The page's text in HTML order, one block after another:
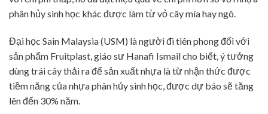
phân hủy sinh học khác được làm từ vỏ cây mía hay ngô.
Đại học Sain Malaysia (USM) là người đi tiên phong đối với
sản phẩm Fruitplast, giáo sư Hanafi Ismail cho biết, ý tưởng
dùng trái cây thải ra để sản xuất nhựa là từ nhận thức được
tiềm năng của nhựa phân hủy sinh học, được dự báo sẽ tăng
lên đến 30% năm.